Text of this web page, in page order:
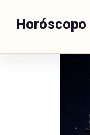
Horóscopo